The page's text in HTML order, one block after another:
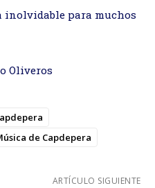
inolvidable para muchos
Oliveros
de Capdepera
ARTÍCULO SIGUIENTE